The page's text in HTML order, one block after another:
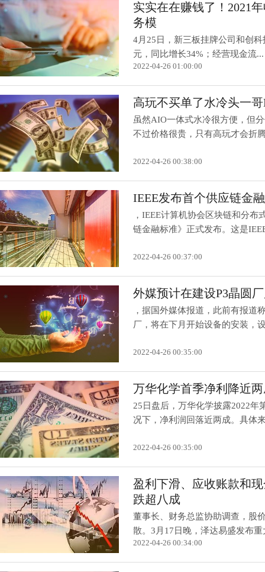
实实在在赚钱了！2021
务模
4月25日，新三板挂牌公司和创
元，同比增长34%；经营现金流...
2022-04-26 01:00:00
高玩不买单了水冷头一
虽然AIO一体式水冷很方便，但
不过价格很贵，只有高玩才会折
2022-04-26 00:38:00
IEEE发布首个供应链金
，IEEE计算机协会区块链和分
链金融标准》正式发布。这是
2022-04-26 00:37:00
外媒预计在建设P3晶圆
，据国外媒体报道，此前有报道
厂，将在下月开始设备的安装，
2022-04-26 00:35:00
万华化学首季净利降近
25日盘后，万华化学披露2022年
况下，净利润回落近两成。具体
2022-04-26 00:35:00
盈利下滑、应收账款和
跌超八成
董事长、财务总监协助调查，股
散。3月17日晚，泽达易盛发布
2022-04-26 00:34:00